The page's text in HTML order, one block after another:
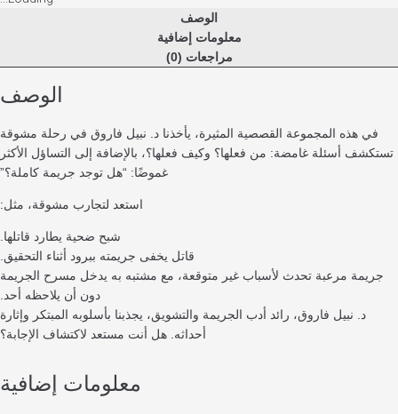
معلومات إضافية
مراجعات (0)
الوصف
المجموعة القصصية المثيرة، يأخذنا د. نبيل فاروق في رحلة مشوقة
أسئلة غامضة: من فعلها؟ وكيف فعلها؟، بالإضافة إلى التساؤل الأكثر
غموضًا: “هل توجد جريمة كاملة؟”
استعد لتجارب مشوقة، مثل:
شبح ضحية يطارد قاتلها.
قاتل يخفى جريمته ببرود أثناء التحقيق.
مرعبة تحدث لأسباب غير متوقعة، مع مشتبه به يدخل مسرح الجريمة
دون أن يلاحظه أحد.
نبيل فاروق، رائد أدب الجريمة والتشويق، يجذبنا بأسلوبه المبتكر وإثارة
أحداثه. هل أنت مستعد لاكتشاف الإجابة؟
معلومات إضافية